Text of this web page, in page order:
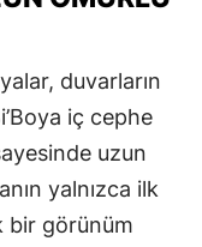
duvarların
iç cephe
uzun
yalnızca ilk
bir görünüm